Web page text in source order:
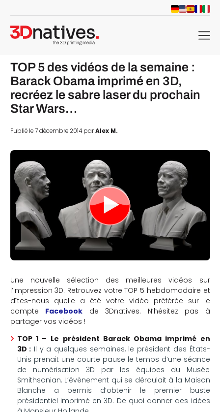
menu
TOP 5 des vidéos de la semaine :
Barack Obama imprimé en 3D,
recréez le sabre laser du prochain
Star Wars…
Publié le 7 décembre 2014 parAlex M.
Une nouvelle sélection des meilleures vidéos sur
l’impression 3D. Retrouvez votre TOP 5 hebdomadaire et
dîtes-nous quelle a été votre vidéo préférée sur le
compte Facebook de 3Dnatives. N’hésitez pas à
partager vos vidéos !
TOP 1 – Le président Barack Obama imprimé en
3D : Il y a quelques semaines, le président des États-
Unis prenait une courte pause le temps d’une séance
de numérisation 3D par les équipes du Musée
Smithsonian. L’évènement qui se déroulait à la Maison
Blanche a permis d’obtenir le premier buste
présidentiel imprimé en 3D. De quoi donner des idées